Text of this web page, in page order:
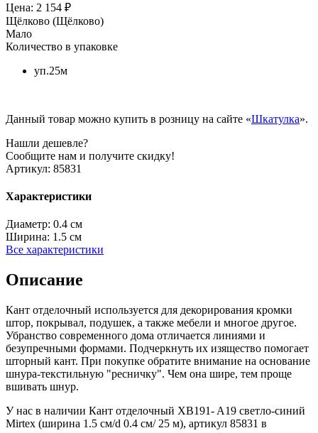
Цена: 2 154 ₽
Щёлково (Щёлково)
Мало
Количество в упаковке
уп.25м
Данный товар можно купить в розницу на сайте «Шкатулка».
Нашли дешевле?
Сообщите нам и получите скидку!
Артикул: 85831
Характеристики
Диаметр: 0.4 см
Ширина: 1.5 см
Все характеристики
Описание
Кант отделочный используется для декорирования кромки
штор, покрывал, подушек, а также мебели и многое другое.
Убранство современного дома отличается линиями и
безупречными формами. Подчеркнуть их изящество помогает
шторный кант. При покупке обратите внимание на основание
шнура-текстильную "ресничку". Чем она шире, тем проще
вшивать шнур.
У нас в наличии Кант отделочный XB191- A19 светло-синий
Mirtex (ширина 1.5 см/d 0.4 см/ 25 м), артикул 85831 в